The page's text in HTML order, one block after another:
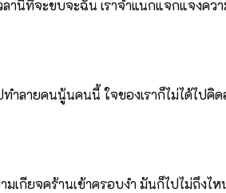
านี้ที่จะขบจะฉัน เราจำแนกแจกแจงค
ำลายคนนู้นคนนี้ ใจของเราก็ไม่ได้ไป
เกียจคร้านเข้าครอบงำ มันก็ไปไม่ถึ